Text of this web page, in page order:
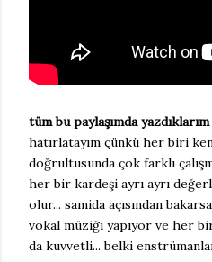
tüm bu paylaşımda
hatırlatayım çünkü her biri
doğrultusunda çok farklı
her bir kardeşi ayrı ayrı
olur... samida açısından
vokal müziği yapıyor ve her
da kuvvetli... belki